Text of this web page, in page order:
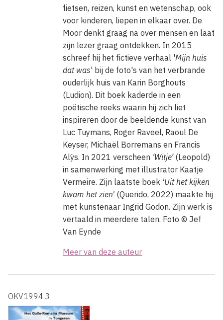
fietsen, reizen, kunst en wetenschap, ook
voor kinderen, liepen in elkaar over. De
Moor denkt graag na over mensen en laat
zijn lezer graag ontdekken. In 2015
schreef hij het fictieve verhaal 'Mijn huis
dat was' bij de foto's van het verbrande
ouderlijk huis van Karin Borghouts
(Ludion). Dit boek kaderde in een
poëtische reeks waarin hij zich liet
inspireren door de beeldende kunst van
Luc Tuymans, Roger Raveel, Raoul De
Keyser, Michaël Borremans en Francis
Alÿs. In 2021 verscheen ‘Witje’(Leopold)
in samenwerking met illustrator Kaatje
Vermeire. Zijn laatste boek 'Uit het kijken
kwam het zien' (Querido, 2022) maakte hij
met kunstenaar Ingrid Godon. Zijn werk is
vertaald in meerdere talen. Foto © Jef
Van Eynde
Meer van deze auteur
OKV1994.3